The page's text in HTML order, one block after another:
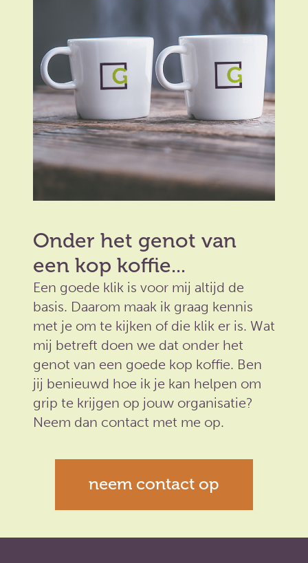
Onder het genot van
een kop koffie...
Een goede klik is voor mij altijd de
basis. Daarom maak ik graag kennis
met je om te kijken of die klik er is. Wat
mij betreft doen we dat onder het
genot van een goede kop koffie. Ben
jij benieuwd hoe ik je kan helpen om
grip te krijgen op jouw organisatie?
Neem dan contact met me op.
neem contact op